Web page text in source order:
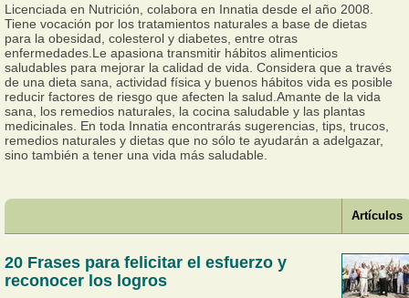
Licenciada en Nutrición, colabora en Innatia desde el año 2008.
Tiene vocación por los tratamientos naturales a base de dietas
para la obesidad, colesterol y diabetes, entre otras
enfermedades.Le apasiona transmitir hábitos alimenticios
saludables para mejorar la calidad de vida. Considera que a través
de una dieta sana, actividad física y buenos hábitos vida es posible
reducir factores de riesgo que afecten la salud.Amante de la vida
sana, los remedios naturales, la cocina saludable y las plantas
medicinales. En toda Innatia encontrarás sugerencias, tips, trucos,
remedios naturales y dietas que no sólo te ayudarán a adelgazar,
sino también a tener una vida más saludable.
Artículos
20 Frases para felicitar el esfuerzo y
reconocer los logros